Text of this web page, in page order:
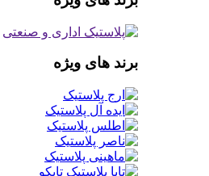
برند های ویژه